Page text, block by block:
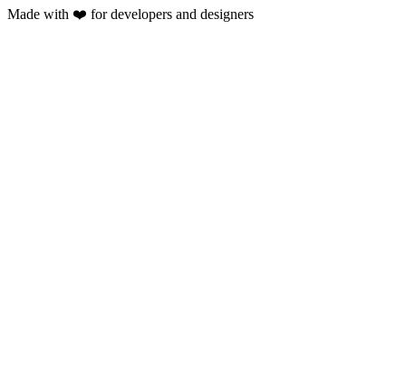
Made with ❤️ for developers and designers